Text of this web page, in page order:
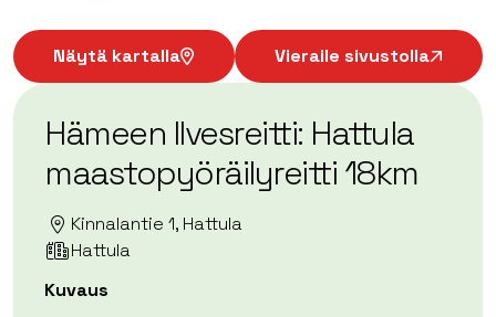
Näytä kartalla Vieraile sivustolla
Hämeen Ilvesreitti: Hattula
maastopyöräilyreitti 18km
Kinnalantie 1, Hattula
Hattula
Kuvaus